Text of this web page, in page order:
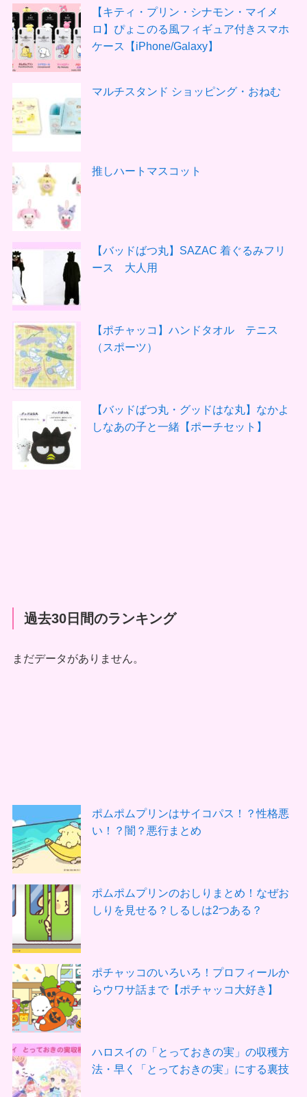
【キティ・プリン・シナモン・マイメ
ロ】ぴょこのる風フィギュア付きスマホ
ケース【iPhone/Galaxy】
マルチスタンド ショッピング・おねむ
推しハートマスコット
【バッドばつ丸】SAZAC 着ぐるみフリ
ース 大人用
【ポチャッコ】ハンドタオル テニス
（スポーツ）
【バッドばつ丸・グッドはな丸】なかよ
しなあの子と一緒【ポーチセット】
過去30日間のランキング
まだデータがありません。
ポムポムプリンはサイコパス！？性格悪
い！？闇？悪行まとめ
ポムポムプリンのおしりまとめ！なぜお
しりを見せる？しるしは2つある？
ポチャッコのいろいろ！プロフィールか
らウワサ話まで【ポチャッコ大好き】
ハロスイの「とっておきの実」の収穫方
法・早く「とっておきの実」にする裏技